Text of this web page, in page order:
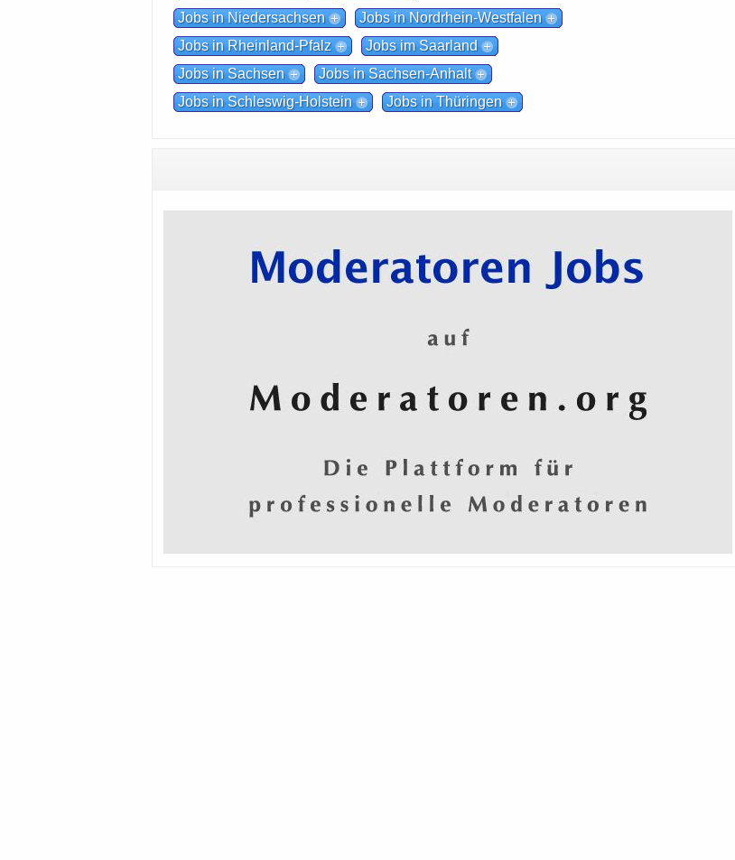
Jobs in Niedersachsen
Jobs in Nordrhein-Westfalen
Jobs in Rheinland-Pfalz
Jobs im Saarland
Jobs in Sachsen
Jobs in Sachsen-Anhalt
Jobs in Schleswig-Holstein
Jobs in Thüringen